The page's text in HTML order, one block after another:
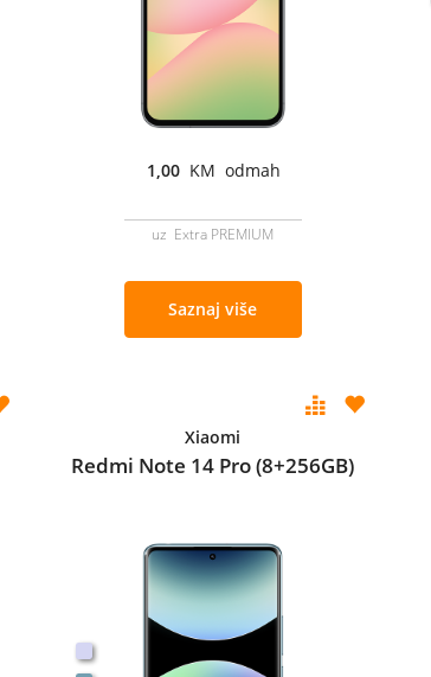
1,00 KM odmah
uz Extra PREMIUM
Saznaj više
Xiaomi
Redmi Note 14 Pro (8+256GB)